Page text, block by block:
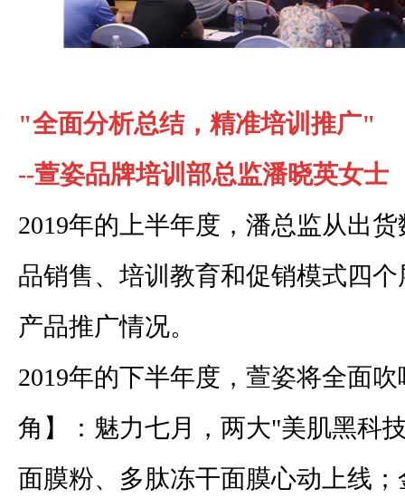
"全面分析总结，精准培训推广"
--萱姿品牌培训部总监潘晓英女士
2019年的上半年度，潘总监从出
品销售、培训教育和促销模式四
产品推广情况。
2019年的下半年度，萱姿将全面
角】：魅力七月，两大"美肌黑科
面膜粉、多肽冻干面膜心动上线